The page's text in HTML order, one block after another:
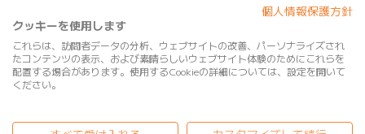
個人情報保護方針
利用規約
サイトマップ
個人情報保護方針
クッキーを使用します
これらは、訪問者データの分析、ウェブサイトの改善、パーソナライズされ
たコンテンツの表示、および素晴らしいウェブサイト体験のためにこれらを
配置する場合があります。使用するCookieの詳細については、設定を開いて
ください。